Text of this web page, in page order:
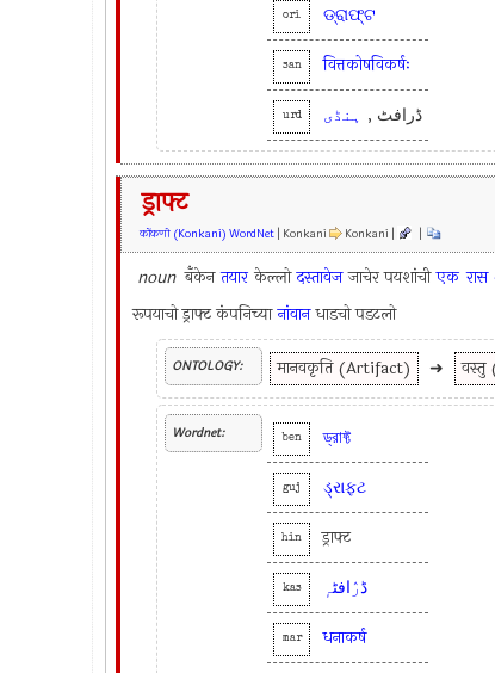
ori ଡ୍ରାଫ୍ଟ
san वित्तकोषविकर्षः
urd ڈرافٹ , ہنڈی
ड्राफ्ट
कोंकणी (Konkani) WordNet| Konkani Konkani | |
noun बॅंकेनतयार केल्लोदस्तावेजजाचेर पयशांचीएक रास
रूपयाचो ड्राफ्ट कंपनिच्यानांवानधाडचो पडटलो
ONTOLOGY: मानवकृति (Artifact) ➜ वस्तु
Wordnet: ben ড্রাফ্ট
guj ડ્રાફ્ટ
hin ड्राफ्ट
kas ڈرٛافٹہٕ
mar धनाकर्ष